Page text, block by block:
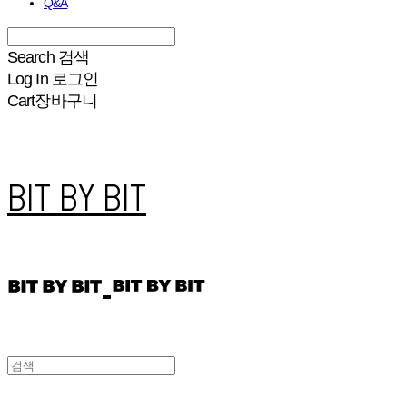
Search 검색
Log In 로그인
Cart장바구니
BIT BY BIT